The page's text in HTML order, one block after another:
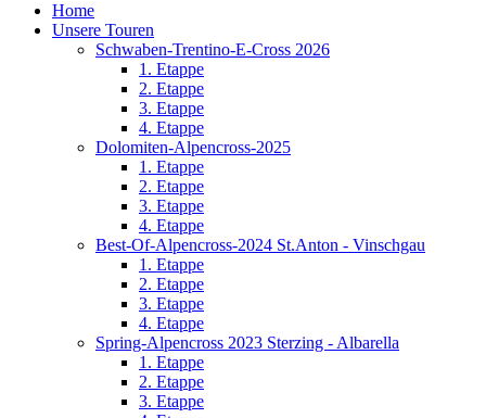
Home
Unsere Touren
Schwaben-Trentino-E-Cross 2026
1. Etappe
2. Etappe
3. Etappe
4. Etappe
Dolomiten-Alpencross-2025
1. Etappe
2. Etappe
3. Etappe
4. Etappe
Best-Of-Alpencross-2024 St.Anton - Vinschgau
1. Etappe
2. Etappe
3. Etappe
4. Etappe
Spring-Alpencross 2023 Sterzing - Albarella
1. Etappe
2. Etappe
3. Etappe